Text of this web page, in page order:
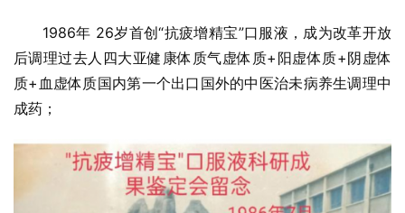
1986年 26岁首创“抗疲增精宝”口服液，成为改革开放
后调理过去人四大亚健康体质气虚体质+阳虚体质+阴虚体
质+血虚体质国内第一个出口国外的中医治未病养生调理中
成药；